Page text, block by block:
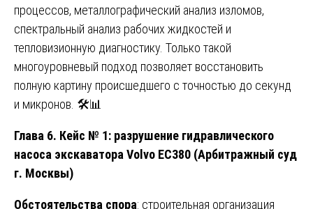
процессов, металлографический анализ изломов,
спектральный анализ рабочих жидкостей и
тепловизионную диагностику. Только такой
многоуровневый подход позволяет восстановить
полную картину происшедшего с точностью до секунд
и микронов. 🛠️📊
Глава 6. Кейс № 1: разрушение гидравлического
насоса экскаватора Volvo EC380 (Арбитражный суд
г. Москвы)
Обстоятельства спора: строительная организация